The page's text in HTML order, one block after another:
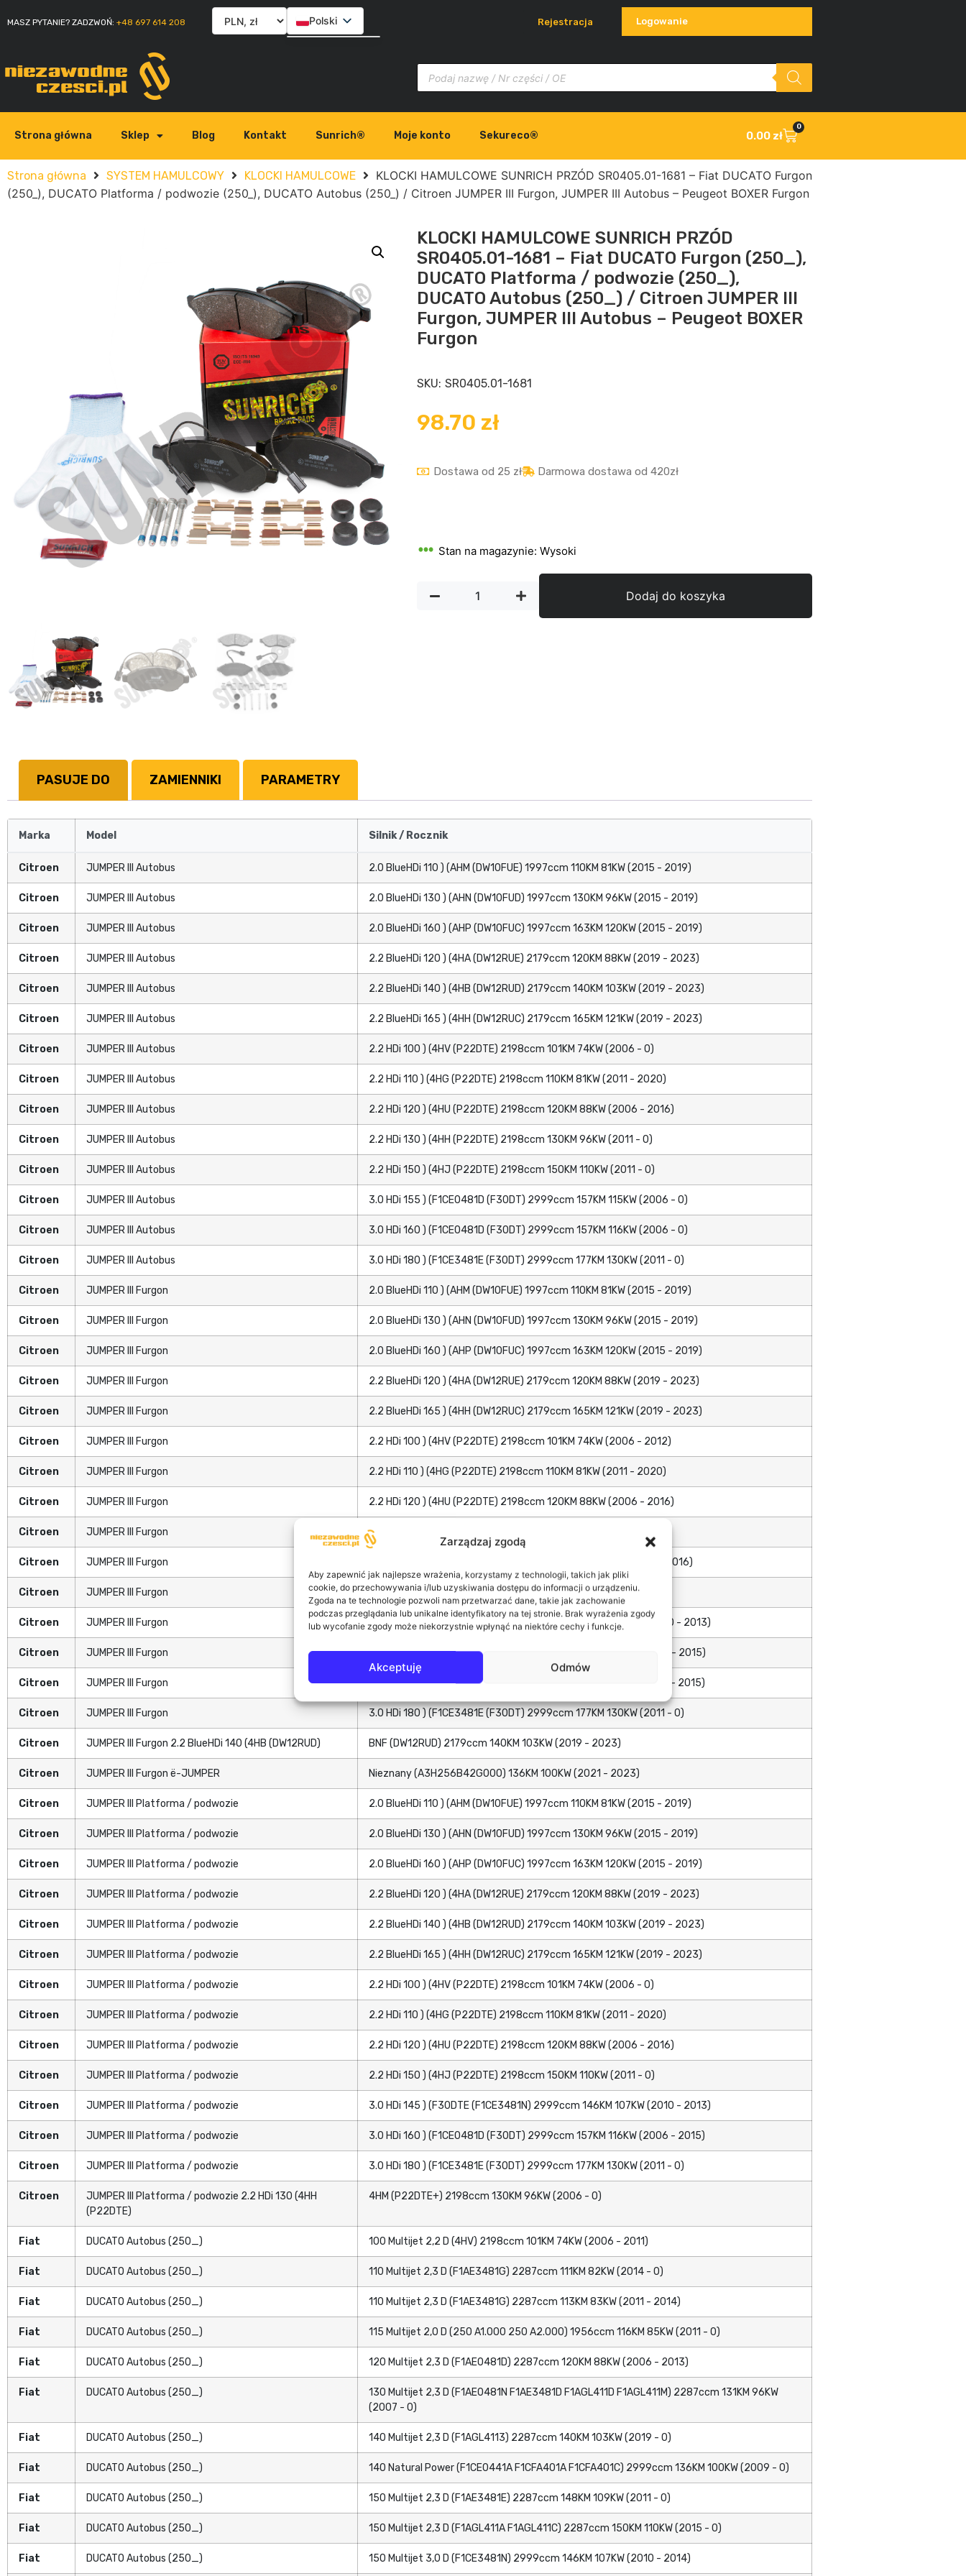
Zarządzaj zgodą
Aby zapewnić jak najlepsze wrażenia, korzystamy z technologii, takich jak pliki
cookie, do przechowywania i/lub uzyskiwania dostępu do informacji o urządzeniu.
Zgoda na te technologie pozwoli nam przetwarzać dane, takie jak zachowanie
podczas przeglądania lub unikalne identyfikatory na tej stronie. Brak wyrażenia zgody
lub wycofanie zgody może niekorzystnie wpłynąć na niektóre cechy i funkcje.
Akceptuję Odmów
MASZ PYTANIE? ZADZWOŃ: +48 697 614 208 Polski Rejestracja Logowanie
Strona główna Sklep Blog Kontakt Sunrich® Moje konto Sekureco® 0.00 zł
0
Strona główna SYSTEM HAMULCOWY KLOCKI HAMULCOWE
KLOCKI HAMULCOWE SUNRICH PRZÓD SR0405.01-1681 – Fiat DUCATO Furgon
(250_), DUCATO Platforma / podwozie (250_), DUCATO Autobus (250_) / Citroen JUMPER III Furgon, JUMPER III Autobus – Peugeot BOXER Furgon
KLOCKI HAMULCOWE SUNRICH PRZÓD
SR0405.01-1681 – Fiat DUCATO Furgon (250_),
DUCATO Platforma / podwozie (250_),
DUCATO Autobus (250_) / Citroen JUMPER III
Furgon, JUMPER III Autobus – Peugeot BOXER
Furgon
SKU: SR0405.01-1681
98.70 zł
Dostawa od 25 zł Darmowa dostawa od 420zł
Stan na magazynie: Wysoki
Dodaj do koszyka
PASUJE DO ZAMIENNIKI PARAMETRY
Marka Model Silnik / Rocznik
Citroen JUMPER III Autobus 2.0 BlueHDi 110 ) (AHM (DW10FUE) 1997ccm 110KM 81KW (2015 - 2019)
Citroen JUMPER III Autobus 2.0 BlueHDi 130 ) (AHN (DW10FUD) 1997ccm 130KM 96KW (2015 - 2019)
Citroen JUMPER III Autobus 2.0 BlueHDi 160 ) (AHP (DW10FUC) 1997ccm 163KM 120KW (2015 - 2019)
Citroen JUMPER III Autobus 2.2 BlueHDi 120 ) (4HA (DW12RUE) 2179ccm 120KM 88KW (2019 - 2023)
Citroen JUMPER III Autobus 2.2 BlueHDi 140 ) (4HB (DW12RUD) 2179ccm 140KM 103KW (2019 - 2023)
Citroen JUMPER III Autobus 2.2 BlueHDi 165 ) (4HH (DW12RUC) 2179ccm 165KM 121KW (2019 - 2023)
Citroen JUMPER III Autobus 2.2 HDi 100 ) (4HV (P22DTE) 2198ccm 101KM 74KW (2006 - 0)
Citroen JUMPER III Autobus 2.2 HDi 110 ) (4HG (P22DTE) 2198ccm 110KM 81KW (2011 - 2020)
Citroen JUMPER III Autobus 2.2 HDi 120 ) (4HU (P22DTE) 2198ccm 120KM 88KW (2006 - 2016)
Citroen JUMPER III Autobus 2.2 HDi 130 ) (4HH (P22DTE) 2198ccm 130KM 96KW (2011 - 0)
Citroen JUMPER III Autobus 2.2 HDi 150 ) (4HJ (P22DTE) 2198ccm 150KM 110KW (2011 - 0)
Citroen JUMPER III Autobus 3.0 HDi 155 ) (F1CE0481D (F30DT) 2999ccm 157KM 115KW (2006 - 0)
Citroen JUMPER III Autobus 3.0 HDi 160 ) (F1CE0481D (F30DT) 2999ccm 157KM 116KW (2006 - 0)
Citroen JUMPER III Autobus 3.0 HDi 180 ) (F1CE3481E (F30DT) 2999ccm 177KM 130KW (2011 - 0)
Citroen JUMPER III Furgon 2.0 BlueHDi 110 ) (AHM (DW10FUE) 1997ccm 110KM 81KW (2015 - 2019)
Citroen JUMPER III Furgon 2.0 BlueHDi 130 ) (AHN (DW10FUD) 1997ccm 130KM 96KW (2015 - 2019)
Citroen JUMPER III Furgon 2.0 BlueHDi 160 ) (AHP (DW10FUC) 1997ccm 163KM 120KW (2015 - 2019)
Citroen JUMPER III Furgon 2.2 BlueHDi 120 ) (4HA (DW12RUE) 2179ccm 120KM 88KW (2019 - 2023)
Citroen JUMPER III Furgon 2.2 BlueHDi 165 ) (4HH (DW12RUC) 2179ccm 165KM 121KW (2019 - 2023)
Citroen JUMPER III Furgon 2.2 HDi 100 ) (4HV (P22DTE) 2198ccm 101KM 74KW (2006 - 2012)
Citroen JUMPER III Furgon 2.2 HDi 110 ) (4HG (P22DTE) 2198ccm 110KM 81KW (2011 - 2020)
Citroen JUMPER III Furgon 2.2 HDi 120 ) (4HU (P22DTE) 2198ccm 120KM 88KW (2006 - 2016)
Citroen JUMPER III Furgon 2.2 HDi 130 ) (4HH (P22DTE) 2198ccm 130KM 96KW (2011 - 0)
Citroen JUMPER III Furgon 2.2 HDi 130 4x4 ) (4HH (P22DTE) 2198ccm 130KM 96KW (2012 - 2016)
Citroen JUMPER III Furgon 2.2 HDi 150 ) (4HJ (P22DTE) 2198ccm 150KM 110KW (2011 - 0)
Citroen JUMPER III Furgon 3.0 HDi 145 ) (F30DTE (F1CE3481N) 2999ccm 146KM 107KW (2010 - 2013)
Citroen JUMPER III Furgon 3.0 HDi 155 ) (F1CE0481D (F30DT) 2999ccm 156KM 115KW (2006 - 2015)
Citroen JUMPER III Furgon 3.0 HDi 160 ) (F1CE0481D (F30DT) 2999ccm 157KM 116KW (2006 - 2015)
Citroen JUMPER III Furgon 3.0 HDi 180 ) (F1CE3481E (F30DT) 2999ccm 177KM 130KW (2011 - 0)
Citroen JUMPER III Furgon 2.2 BlueHDi 140 (4HB (DW12RUD) BNF (DW12RUD) 2179ccm 140KM 103KW (2019 - 2023)
Citroen JUMPER III Furgon ë-JUMPER Nieznany (A3H256B42G000) 136KM 100KW (2021 - 2023)
Citroen JUMPER III Platforma / podwozie 2.0 BlueHDi 110 ) (AHM (DW10FUE) 1997ccm 110KM 81KW (2015 - 2019)
Citroen JUMPER III Platforma / podwozie 2.0 BlueHDi 130 ) (AHN (DW10FUD) 1997ccm 130KM 96KW (2015 - 2019)
Citroen JUMPER III Platforma / podwozie 2.0 BlueHDi 160 ) (AHP (DW10FUC) 1997ccm 163KM 120KW (2015 - 2019)
Citroen JUMPER III Platforma / podwozie 2.2 BlueHDi 120 ) (4HA (DW12RUE) 2179ccm 120KM 88KW (2019 - 2023)
Citroen JUMPER III Platforma / podwozie 2.2 BlueHDi 140 ) (4HB (DW12RUD) 2179ccm 140KM 103KW (2019 - 2023)
Citroen JUMPER III Platforma / podwozie 2.2 BlueHDi 165 ) (4HH (DW12RUC) 2179ccm 165KM 121KW (2019 - 2023)
Citroen JUMPER III Platforma / podwozie 2.2 HDi 100 ) (4HV (P22DTE) 2198ccm 101KM 74KW (2006 - 0)
Citroen JUMPER III Platforma / podwozie 2.2 HDi 110 ) (4HG (P22DTE) 2198ccm 110KM 81KW (2011 - 2020)
Citroen JUMPER III Platforma / podwozie 2.2 HDi 120 ) (4HU (P22DTE) 2198ccm 120KM 88KW (2006 - 2016)
Citroen JUMPER III Platforma / podwozie 2.2 HDi 150 ) (4HJ (P22DTE) 2198ccm 150KM 110KW (2011 - 0)
Citroen JUMPER III Platforma / podwozie 3.0 HDi 145 ) (F30DTE (F1CE3481N) 2999ccm 146KM 107KW (2010 - 2013)
Citroen JUMPER III Platforma / podwozie 3.0 HDi 160 ) (F1CE0481D (F30DT) 2999ccm 157KM 116KW (2006 - 2015)
Citroen JUMPER III Platforma / podwozie 3.0 HDi 180 ) (F1CE3481E (F30DT) 2999ccm 177KM 130KW (2011 - 0)
Citroen
JUMPER III Platforma / podwozie 2.2 HDi 130 (4HH
(P22DTE)
4HM (P22DTE+) 2198ccm 130KM 96KW (2006 - 0)
Fiat DUCATO Autobus (250_) 100 Multijet 2,2 D (4HV) 2198ccm 101KM 74KW (2006 - 2011)
Fiat DUCATO Autobus (250_) 110 Multijet 2,3 D (F1AE3481G) 2287ccm 111KM 82KW (2014 - 0)
Fiat DUCATO Autobus (250_) 110 Multijet 2,3 D (F1AE3481G) 2287ccm 113KM 83KW (2011 - 2014)
Fiat DUCATO Autobus (250_) 115 Multijet 2,0 D (250 A1.000 250 A2.000) 1956ccm 116KM 85KW (2011 - 0)
Fiat DUCATO Autobus (250_) 120 Multijet 2,3 D (F1AE0481D) 2287ccm 120KM 88KW (2006 - 2013)
Fiat DUCATO Autobus (250_)
130 Multijet 2,3 D (F1AE0481N F1AE3481D F1AGL411D F1AGL411M) 2287ccm 131KM 96KW
(2007 - 0)
Fiat DUCATO Autobus (250_) 140 Multijet 2,3 D (F1AGL4113) 2287ccm 140KM 103KW (2019 - 0)
Fiat DUCATO Autobus (250_) 140 Natural Power (F1CE0441A F1CFA401A F1CFA401C) 2999ccm 136KM 100KW (2009 - 0)
Fiat DUCATO Autobus (250_) 150 Multijet 2,3 D (F1AE3481E) 2287ccm 148KM 109KW (2011 - 0)
Fiat DUCATO Autobus (250_) 150 Multijet 2,3 D (F1AGL411A F1AGL411C) 2287ccm 150KM 110KW (2015 - 0)
Fiat DUCATO Autobus (250_) 150 Multijet 3,0 D (F1CE3481N) 2999ccm 146KM 107KW (2010 - 2014)